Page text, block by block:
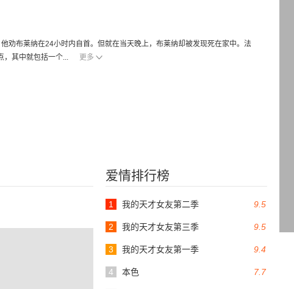
劝布莱纳在24小时内自首。但就在当天晚上，布莱纳却被发现死在家中。法
，其中就包括一个...
更多
爱情排行榜
9.5
1 我的天才女友第二季
9.5
2 我的天才女友第三季
9.4
3 我的天才女友第一季
7.7
4 本色